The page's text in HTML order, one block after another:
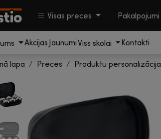
Visas preces Pakalpojumi
Akcijas JaunumiViss skolai Kontakti
lapa Preces Produktu personalizācija